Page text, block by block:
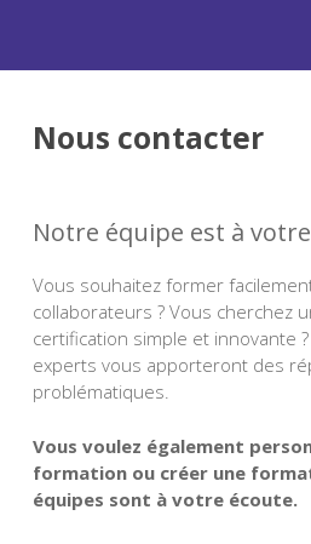
Nous contacter
Notre équipe est à
Vous souhaitez former
collaborateurs ? Vous cherchez
certification simple et innovante
experts vous apporteront des
problématiques.
Vous voulez également
formation ou créer une
équipes sont à votre écoute.